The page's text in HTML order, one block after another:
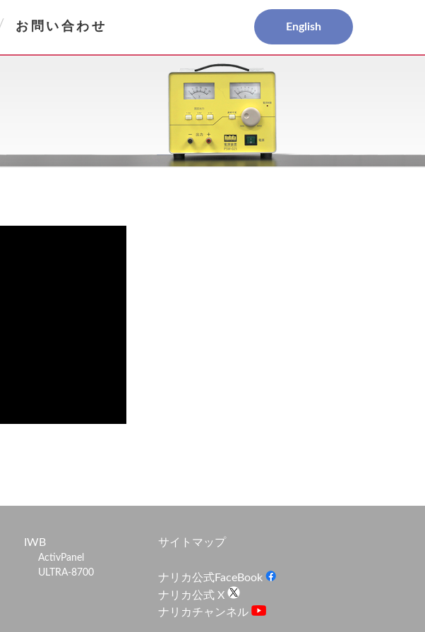
お問い合わせ English
IWB
ActivPanel
ULTRA-8700
サイトマップ
ナリカ公式FaceBook
ナリカ公式 X
ナリカチャンネル